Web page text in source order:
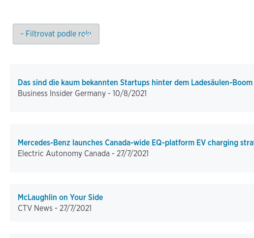
Das sind die kaum bekannten Startups hinter dem Ladesäulen-
Business Insider Germany - 10/8/2021
Mercedes-Benz launches Canada-wide EQ-platform EV charging
Electric Autonomy Canada - 27/7/2021
McLaughlin on Your Side
CTV News - 27/7/2021